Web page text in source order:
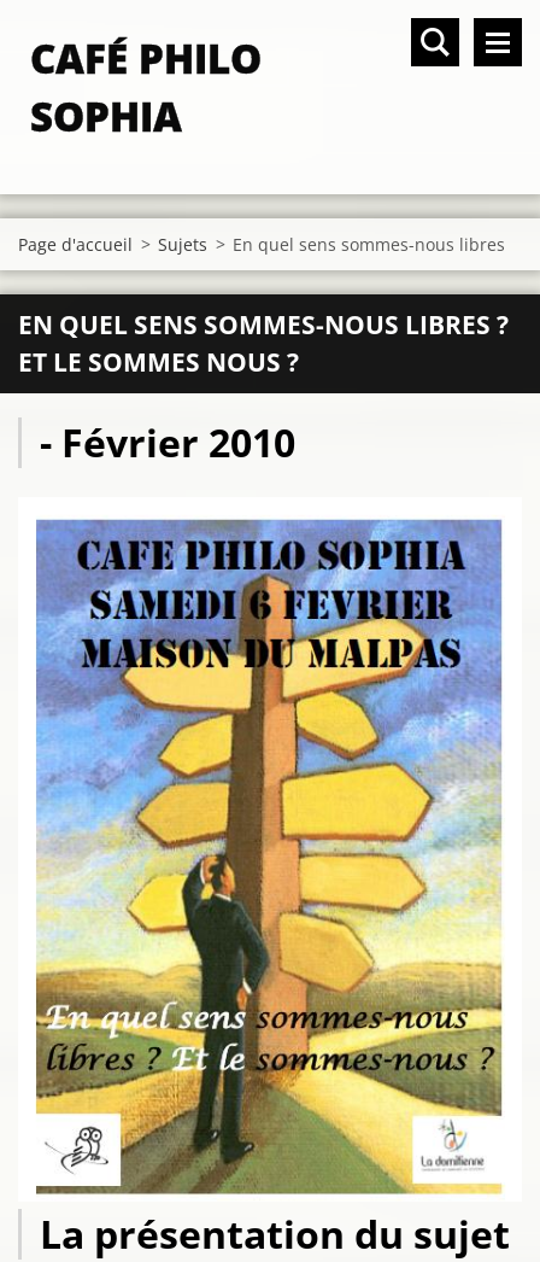
CAFÉ PHILO
SOPHIA
Page d'accueil > Sujets > En quel sens sommes-nous libres
EN QUEL SENS SOMMES-NOUS LIBRES ?
ET LE SOMMES NOUS ?
- Février 2010
La présentation du sujet